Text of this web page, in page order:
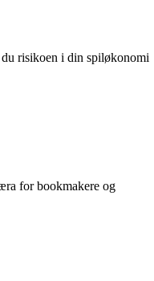
du risikoen i din spiløkonomi
for bookmakere og